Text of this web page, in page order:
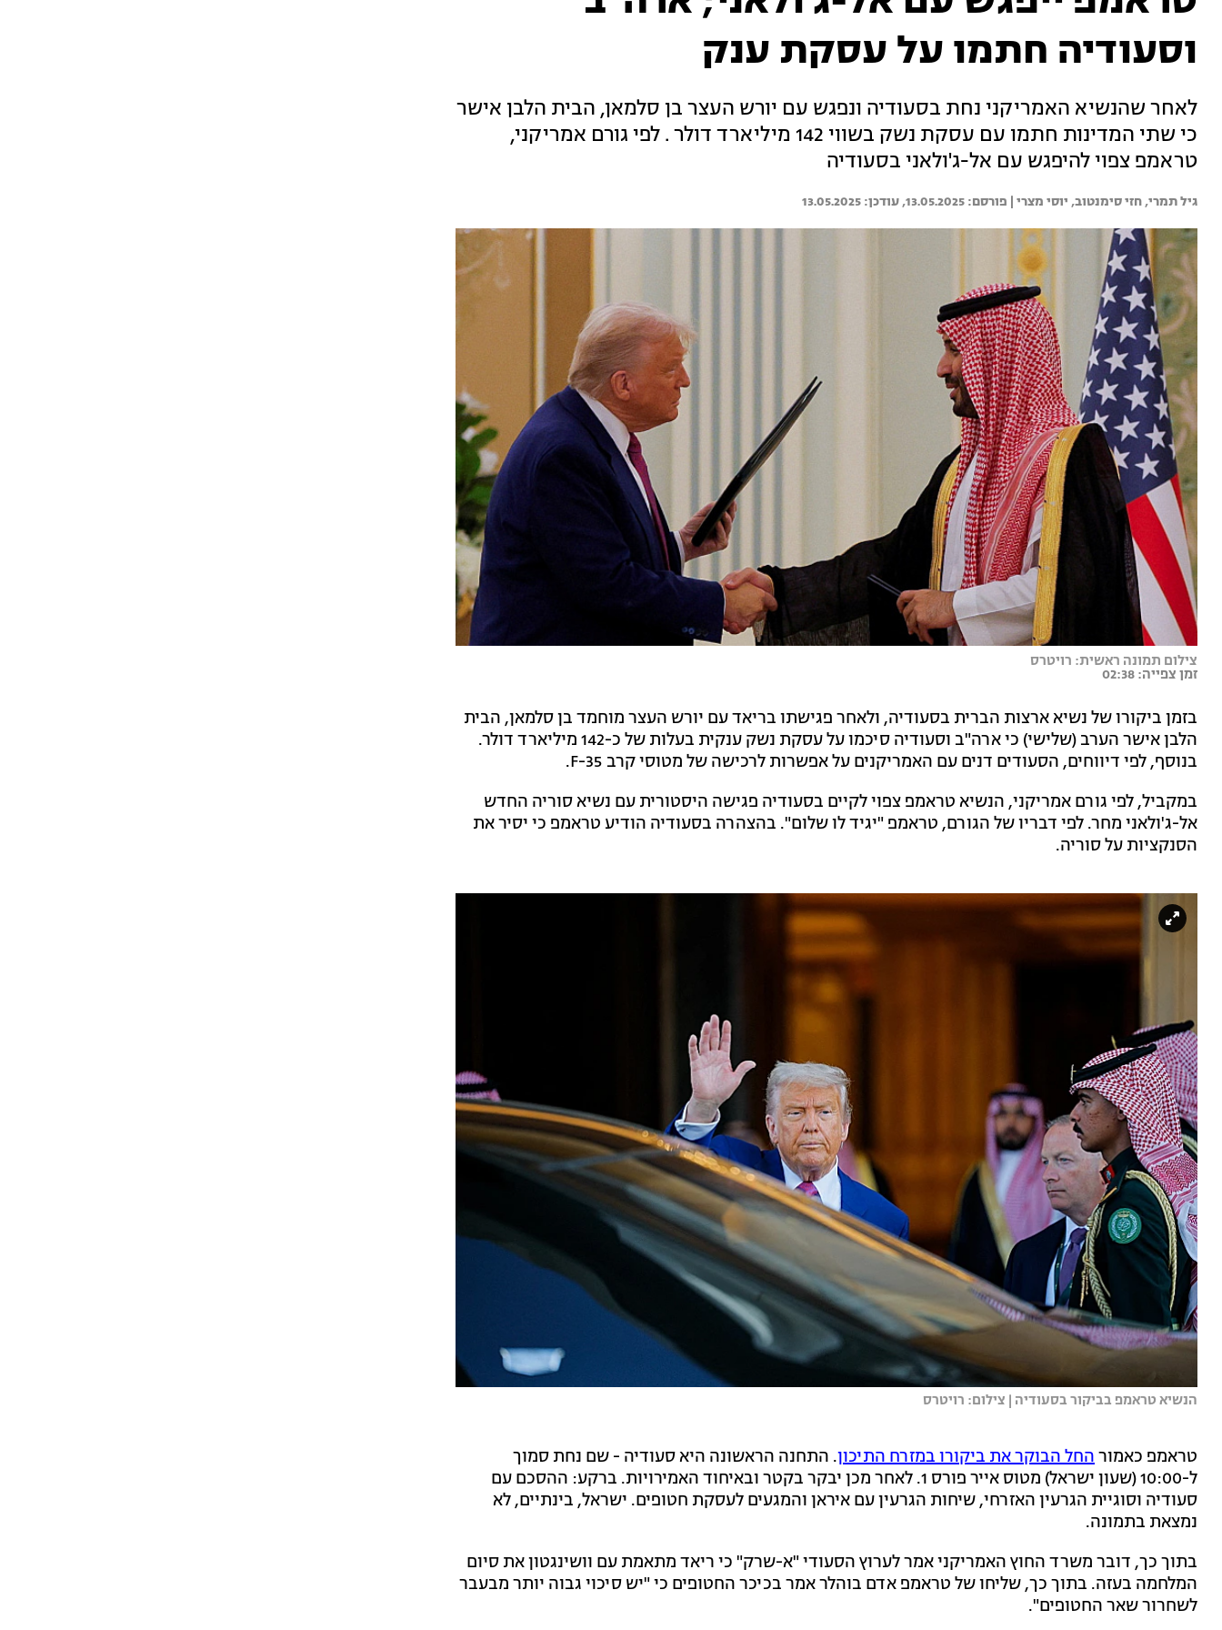
וסעודיה חתמו על עסקת ענק
לאחר שהנשיא האמריקני נחת בסעודיה ונפגש עם יורש העצר בן סלמאן, הבית הלבן אישר
כי שתי המדינות חתמו עם עסקת נשק בשווי 142 מיליארד דולר . לפי גורם אמריקני,
טראמפ צפוי להיפגש עם אל-ג'ולאני בסעודיה
גיל תמרי, חזי סימנטוב, יוסי מצרי | 13.05.2025
13.05.2025
צילום תמונה ראשית: רויטרס
זמן צפייה: 02:38
בזמן ביקורו של נשיא ארצות הברית בסעודיה, ולאחר פגישתו בריאד עם יורש העצר מוחמד בן סלמאן, הבית
הלבן אישר הערב (שלישי) כי ארה"ב וסעודיה סיכמו על עסקת נשק ענקית בעלות של כ-142 מיליארד דולר.
בנוסף, לפי דיווחים, הסעודים דנים עם האמריקנים על אפשרות לרכישה של מטוסי קרב F-35.
במקביל, לפי גורם אמריקני, הנשיא טראמפ צפוי לקיים בסעודיה פגישה היסטורית עם נשיא סוריה החדש
אל-ג'ולאני מחר. לפי דבריו של הגורם, טראמפ "יגיד לו שלום". בהצהרה בסעודיה הודיע טראמפ כי יסיר את
הסנקציות על סוריה.
הנשיא טראמפ בביקור בסעודיה | צילום: רויטרס
טראמפ כאמורהחל הבוקר את ביקורו במזרח התיכון. התחנה הראשונה היא סעודיה - שם נחת סמוך
ל-10:00 (שעון ישראל) מטוס אייר פורס 1. לאחר מכן יבקר בקטר ובאיחוד האמירויות. ברקע: ההסכם עם
סעודיה וסוגיית הגרעין האזרחי, שיחות הגרעין עם איראן והמגעים לעסקת חטופים. ישראל, בינתיים, לא
נמצאת בתמונה.
בתוך כך, דובר משרד החוץ האמריקני אמר לערוץ הסעודי "א-שרק" כי ריאד מתאמת עם וושינגטון את סיום
המלחמה בעזה. בתוך כך, שליחו של טראמפ אדם בוהלר אמר בכיכר החטופים כי "יש סיכוי גבוה יותר מבעבר
לשחרור שאר החטופים".